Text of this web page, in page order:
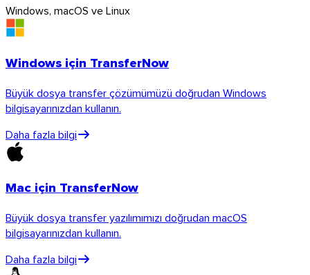
API’yi deneyin
TransferNow API
Transferlerinizi otomatikleştirin — ücretsiz
deneme.
Her türlü dosyayı gönderin
Blog
Destek ve SSS
Destekle iletişime geçin
Windows, macOS ve Linux
Windows için TransferNow
Büyük dosya transfer çözümümüzü doğrudan Windows
bilgisayarınızdan kullanın.
Daha fazla bilgi
Mac için TransferNow
Büyük dosya transfer yazılımımızı doğrudan macOS
bilgisayarınızdan kullanın.
Daha fazla bilgi